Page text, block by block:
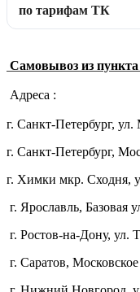
по тарифам ТК
Самовывоз из
Адреса :
г. Санкт-Петербург,
г. Санкт-Петербург,
г. Химки мкр. Сходня,
г. Ярославль, Базовая
г. Ростов-на-Дону, ул.
г. Саратов,